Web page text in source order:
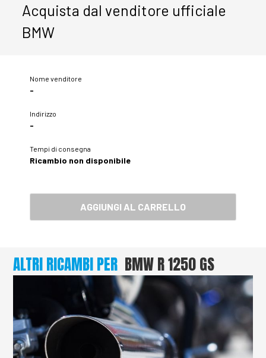
Acquista dal venditore ufficiale
BMW
Nome venditore
-
Indirizzo
-
Tempi di consegna
Ricambio non disponibile
AGGIUNGI AL CARRELLO
ALTRI RICAMBI PER BMW R 1250 GS